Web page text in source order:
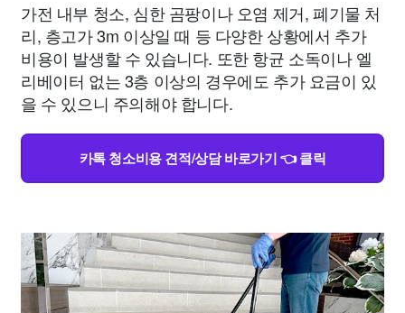
가전 내부 청소, 심한 곰팡이나 오염 제거, 폐기물 처
리, 층고가 3m 이상일 때 등 다양한 상황에서 추가
비용이 발생할 수 있습니다. 또한 항균 소독이나 엘
리베이터 없는 3층 이상의 경우에도 추가 요금이 있
을 수 있으니 주의해야 합니다.
카톡 청소비용 견적/상담 바로가기 👈 클릭